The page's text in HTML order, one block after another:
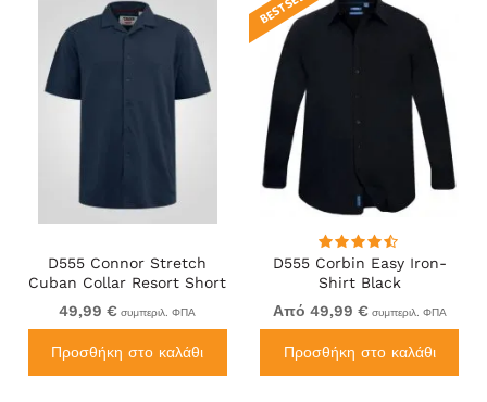
D555 Connor Stretch
Cuban Collar Resort Short
Sleeve Shirt Navy
49,99 € συμπεριλ. ΦΠΑ
Προσθήκη στο καλάθι
D555 Corbin Easy Iron-
Shirt Black
Από 49,99 € συμπεριλ. ΦΠΑ
Προσθήκη στο καλάθι